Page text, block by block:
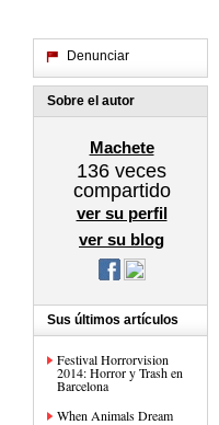
Denunciar
Sobre el autor
Machete
136 veces
compartido
ver su perfil
ver su blog
Sus últimos artículos
Festival Horrorvision
2014: Horror y Trash en
Barcelona
When Animals Dream